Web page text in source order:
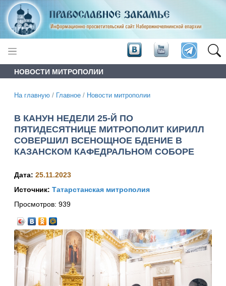
НОВОСТИ МИТРОПОЛИИ
На главную / Главное / Новости митрополии
В КАНУН НЕДЕЛИ 25-Й ПО
ПЯТИДЕСЯТНИЦЕ МИТРОПОЛИТ КИРИЛЛ
СОВЕРШИЛ ВСЕНОЩНОЕ БДЕНИЕ В
КАЗАНСКОМ КАФЕДРАЛЬНОМ СОБОРЕ
Дата: 25.11.2023
Источник: Татарстанская митрополия
Просмотров: 939